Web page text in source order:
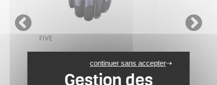
Gants TFX2 WATERPROOF
continuer sans accepter